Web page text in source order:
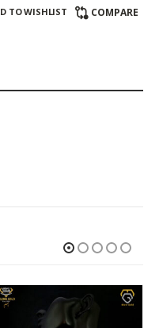
TO WISHLIST COMPARE